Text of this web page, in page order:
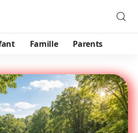
Famille Parents